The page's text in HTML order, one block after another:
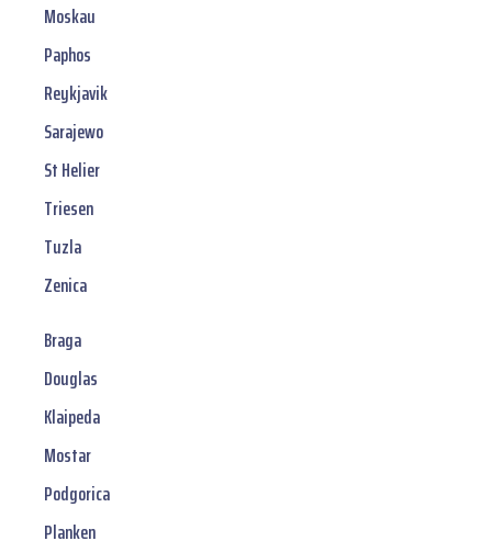
Moskau
Paphos
Reykjavik
Sarajewo
St Helier
Triesen
Tuzla
Zenica
Braga
Douglas
Klaipeda
Mostar
Podgorica
Planken